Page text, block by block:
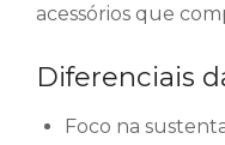
acessórios que
Diferenciais
Foco na